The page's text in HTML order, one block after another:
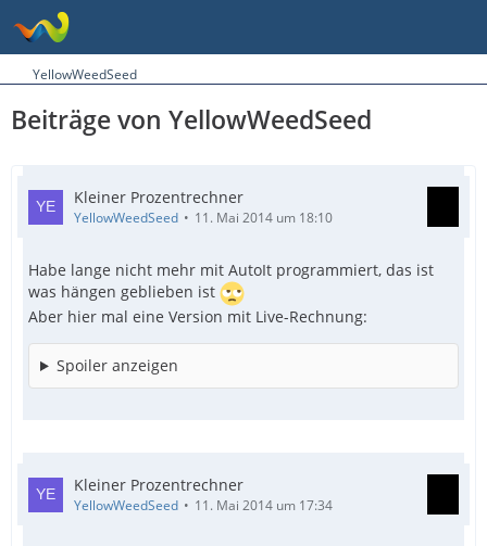
YellowWeedSeed
Beiträge von YellowWeedSeed
Kleiner Prozentrechner
YellowWeedSeed 11. Mai 2014 um 18:10
Habe lange nicht mehr mit AutoIt programmiert, das ist
was hängen geblieben ist
Aber hier mal eine Version mit Live-Rechnung:
Spoiler anzeigen
Kleiner Prozentrechner
YellowWeedSeed 11. Mai 2014 um 17:34